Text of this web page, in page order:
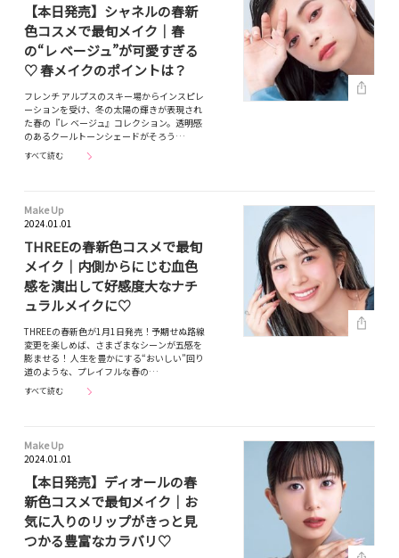
【本日発売】シャネルの春新
色コスメで最旬メイク｜春
の“レ ベージュ”が可愛すぎる
♡ 春メイクのポイントは？
フレンチ アルプスのスキー場からインスピレ
ーションを受け、冬の太陽の輝きが表現され
た春の『レ ベージュ』コレクション。透明感
のあるクールトーンシェードがそろう…
すべて読む
Make Up
2024.01.01
THREEの春新色コスメで最旬
メイク｜内側からにじむ血色
感を演出して好感度大なナチ
ュラルメイクに♡
THREEの春新色が1月1日発売！予期せぬ路線
変更を楽しめば、さまざまなシーンが五感を
膨ませる！ 人生を豊かにする“おいしい”回り
道のような、プレイフルな春の…
すべて読む
Make Up
2024.01.01
【本日発売】ディオールの春
新色コスメで最旬メイク｜お
気に入りのリップがきっと見
つかる豊富なカラバリ♡